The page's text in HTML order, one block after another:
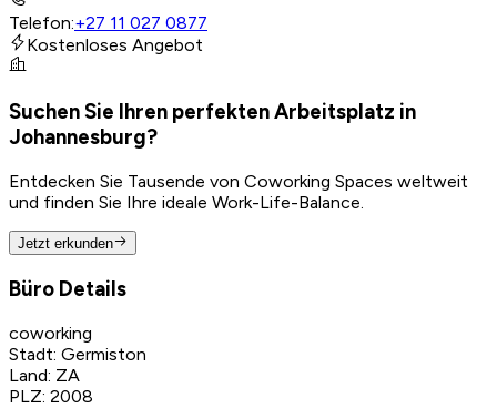
Telefon:+27 11 027 0877
Kostenloses Angebot
Suchen Sie Ihren perfekten Arbeitsplatz in
Johannesburg?
Entdecken Sie Tausende von Coworking Spaces weltweit
und finden Sie Ihre ideale Work-Life-Balance.
Jetzt erkunden
Büro Details
coworking
Stadt: Germiston
Land: ZA
PLZ: 2008